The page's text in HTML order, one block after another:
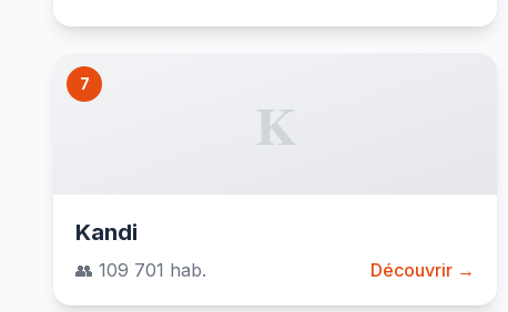
7
K
Kandi
👥 109 701 hab. Découvrir →